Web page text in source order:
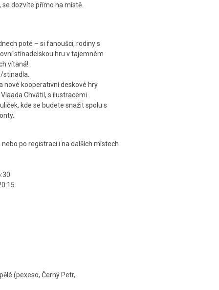
dozvíte přímo na místě.
poté – si fanoušci, rodiny s
stínadelskou hru v tajemném
vítaná!
stinadla.
nové kooperativní deskové hry
Chvátil, s ilustracemi
kde se budete snažit spolu s
po registraci i na dalších místech
(pexeso, Černý Petr,